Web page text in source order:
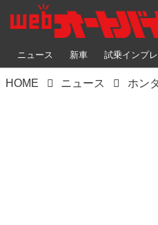
ニュース 新車 試乗インプレ
HOME ニュース